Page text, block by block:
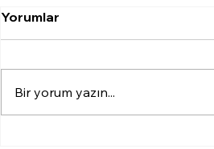
Meme Estetiğinde Silikon
Yorumlar
Bir yorum yazın...